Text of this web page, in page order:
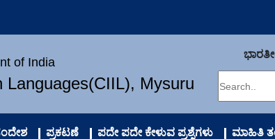
of India
Mysuru
ಪ್ರಕಟಣೆ ಪದೇ ಪದೇ ಕೇಳುವ ಪ್ರಶ್ನೆಗಳು ಮಾಹಿತಿ